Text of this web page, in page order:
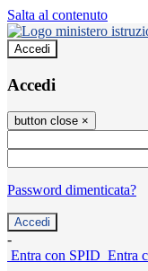
Salta al contenuto
Accedi
Accedi
button close ×
Password dimenticata?
-
Entra con SPID Entra